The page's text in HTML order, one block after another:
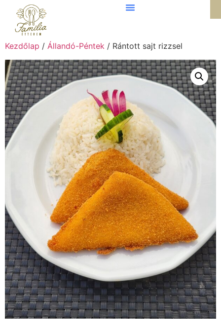
Kezdőlap / Állandó-Péntek / Rántott sajt rizzsel